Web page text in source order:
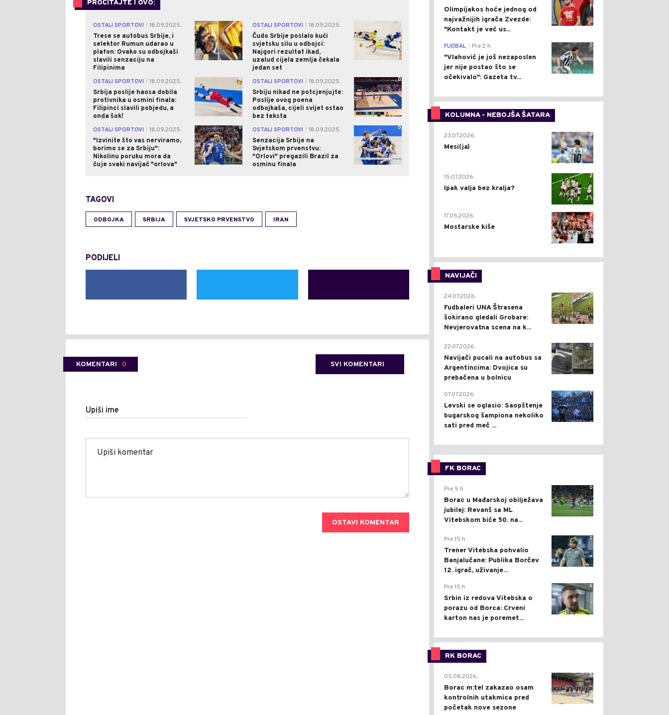
PROČITAJTE I OVO:
OSTALI SPORTOVI
18.09.2025.
Trese se autobus Srbije, i
selektor Rumun udarao u
plafon: Ovako su odbojkaši
slavili senzaciju na
Filipinima
0 OSTALI SPORTOVI
18.09.2025.
Čudo Srbije poslalo kući
svjetsku silu u odbojci:
Najgori rezultat ikad,
uzalud cijela zemlja čekala
jedan set
0
OSTALI SPORTOVI
18.09.2025.
Srbija poslije haosa dobila
protivnika u osmini finala:
Filipinci slavili pobjedu, a
onda šok!
0 OSTALI SPORTOVI
18.09.2025.
Srbiju nikad ne potcjenjujte:
Poslije ovog poena
odbojkaša, cijeli svijet ostao
bez teksta
0
OSTALI SPORTOVI
18.09.2025.
"Izvinite što vas nerviramo,
borimo se za Srbiju":
Nikolinu poruku mora da
čuje svaki navijač "orlova"
0 OSTALI SPORTOVI
18.09.2025.
Senzacija Srbije na
Svjetskom prvenstvu:
"Orlovi" pregazili Brazil za
osminu finala
0
TAGOVI
ODBOJKA SRBIJA SVJETSKO PRVENSTVO IRAN
PODIJELI
KOMENTARI 0 SVI KOMENTARI
Upiši ime
OSTAVI KOMENTAR
Olimpijakos hoće jednog od
najvažnijih igrača Zvezde:
"Kontakt je već us...
0
FUDBAL Pre 2 h
"Vlahović je još nezaposlen
jer nije postao što se
očekivalo": Gazeta tv...
KOLUMNA - NEBOJŠA ŠATARA
0
23.07.2026.
Mesi(ja)
2
15.07.2026.
Ipak valja bez kralja?
0
17.05.2026.
Mostarske kiše
NAVIJAČI
0
24.07.2026.
Fudbaleri UNA Štrasena
šokirano gledali Grobare:
Nevjerovatna scena na k...
0
22.07.2026.
Navijači pucali na autobus sa
Argentincima: Dvojica su
prebačena u bolnicu
1
07.07.2026.
Levski se oglasio: Saopštenje
bugarskog šampiona nekoliko
sati pred meč ...
FK BORAC
0
Pre 5 h
Borac u Mađarskoj obilježava
jubilej: Revanš sa ML
Vitebskom biće 50. na...
0
Pre 15 h
Trener Vitebska pohvalio
Banjalučane: Publika Borčev
12. igrač, uživanje...
0
Pre 15 h
Srbin iz redova Vitebska o
porazu od Borca: Crveni
karton nas je poremet...
RK BORAC
0
05.08.2026.
Borac m:tel zakazao osam
kontrolnih utakmica pred
početak nove sezone